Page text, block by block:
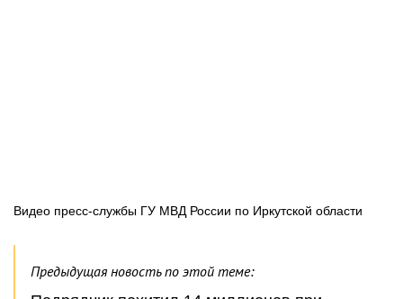
Видео пресс-службы ГУ МВД России по Иркутской области
Предыдущая новость по этой теме: